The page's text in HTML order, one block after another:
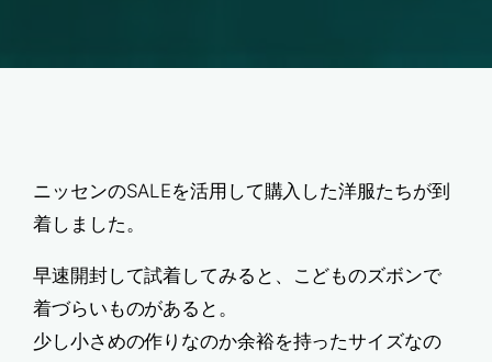
ニッセンのSALEを活用して購入した洋服たちが到
着しました。
早速開封して試着してみると、こどものズボンで
着づらいものがあると。
少し小さめの作りなのか余裕を持ったサイズなの